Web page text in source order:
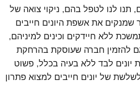
תנו לנו לטפל בהם, ניקוי צואה של
שמנקים את אשפת היונים חייבים
ללא חיידקים וכינים למיניהם,
להזמין חברה שעוסקת בהרחקת
יונים לבד ללא בעיה בכלל, פשוט
של יונים חייבים למצוא פתרון